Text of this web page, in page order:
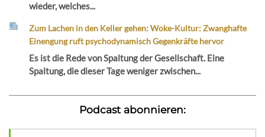
wieder, welches...
Zum Lachen in den Keller gehen: Woke-Kultur: Zwanghafte
Einengung ruft psychodynamisch Gegenkräfte hervor
Es ist die Rede von Spaltung der Gesellschaft. Eine
Spaltung, die dieser Tage weniger zwischen...
Podcast abonnieren: